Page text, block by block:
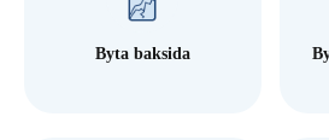
Byta baksida